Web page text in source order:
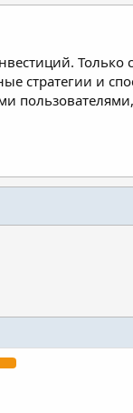
Только
стратегии и